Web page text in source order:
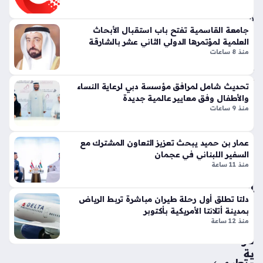
س
وبر
سب
س
تك
سر
قوا
ص
مي
الت
قلي
دي
سا
ت
سا
عة
واح
دة
شر
طة
تط
يح
ائ
ق
درا
جة
نار
ية
جامعة القاسمية تفتح باب استقبال الأبحاث
العلمية لمؤتمرها الدولي الثاني عشر بالشارقة
منذ 8 ساعات
تحديث شامل لمرافق مؤسسة دبي لرعاية النساء
والأطفال وفق معايير عالمية جديدة
منذ 9 ساعات
عمار بن حميد يبحث تعزيز التعاون المشترك مع
السفير اللبناني في عجمان
منذ 11 ساعة
دلتا تطلق أول رحلة طيران مباشرة تربط الرياض
بمدينة أتلانتا الأمريكية بأكتوبر
منذ 12 ساعة